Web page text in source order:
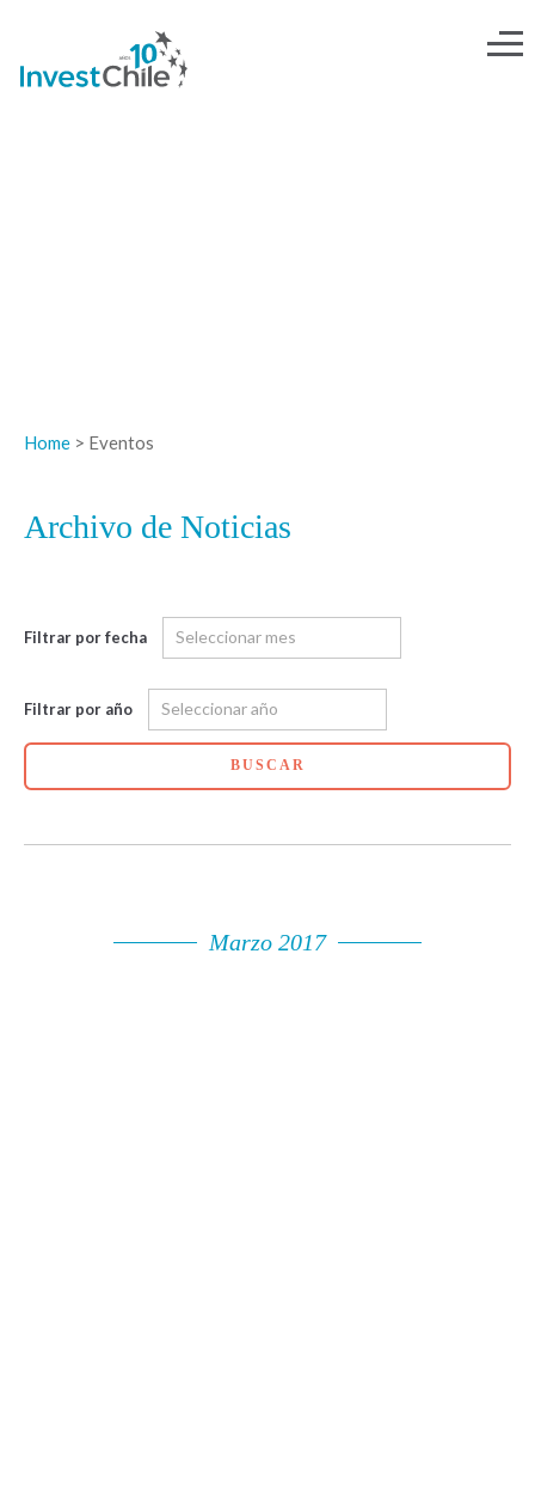
Home > Eventos
Archivo de Noticias
Filtrar por fecha
Filtrar por año
BUSCAR
Marzo 2017